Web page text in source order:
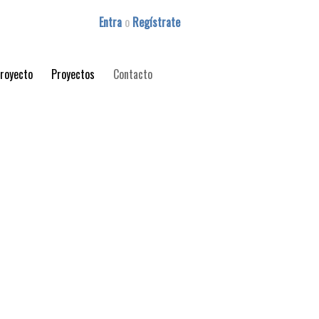
Entra o Regístrate
Proyectos Contacto